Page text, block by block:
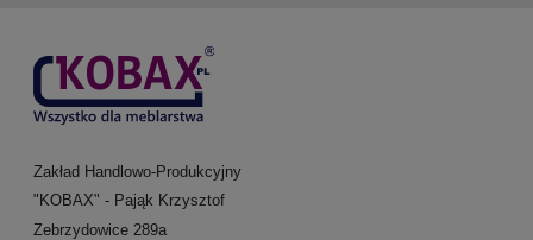
Zakład Handlowo-Produkcyjny
"KOBAX" - Pająk Krzysztof
Zebrzydowice 289a